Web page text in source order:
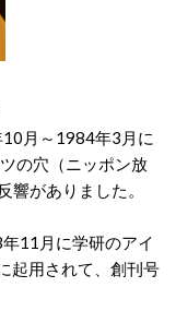
月～1984年3月に
の穴（ニッポン放
響がありました。
11月に学研のアイ
起用されて、創刊号